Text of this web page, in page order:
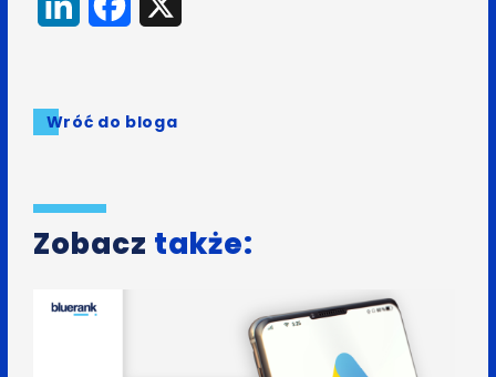
LinkedInFacebook
Wróć do bloga
Zobacz także: